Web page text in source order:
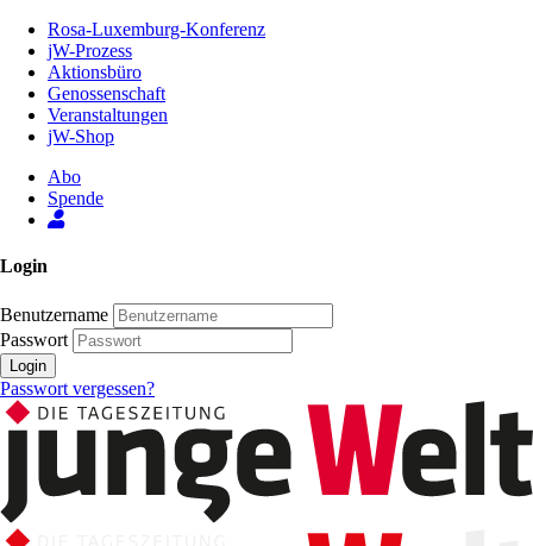
Inhalt
Seite
Rosa-Luxemburg-Konferenz
jW-Prozess
Aktionsbüro
Genossenschaft
Veranstaltungen
jW-Shop
Abo
Spende
Login
Benutzername
Passwort
Login
Passwort vergessen?